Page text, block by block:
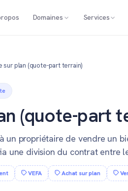
Domaines Services
sur plan (quote-part terrain)
(quote-part
un propriétaire de vendre un
une division du contrat entre
VEFA Achat sur plan